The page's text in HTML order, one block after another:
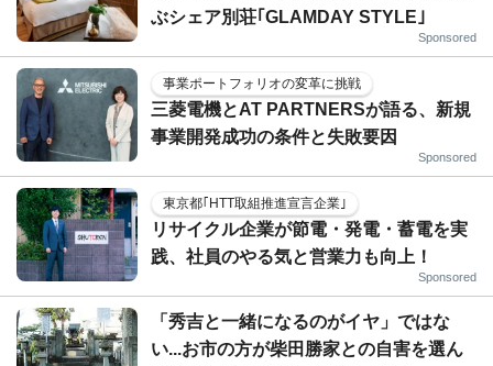
ぶシェア別荘｢GLAMDAY STYLE｣
Sponsored
事業ポートフォリオの変革に挑戦
三菱電機とAT PARTNERSが語る、新規
事業開発成功の条件と失敗要因
Sponsored
東京都｢HTT取組推進宣言企業｣
リサイクル企業が節電・発電・蓄電を実
践、社員のやる気と営業力も向上！
Sponsored
「秀吉と一緒になるのがイヤ」ではな
い...お市の方が柴田勝家との自害を選ん